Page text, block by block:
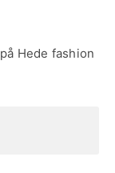
Hede fashion